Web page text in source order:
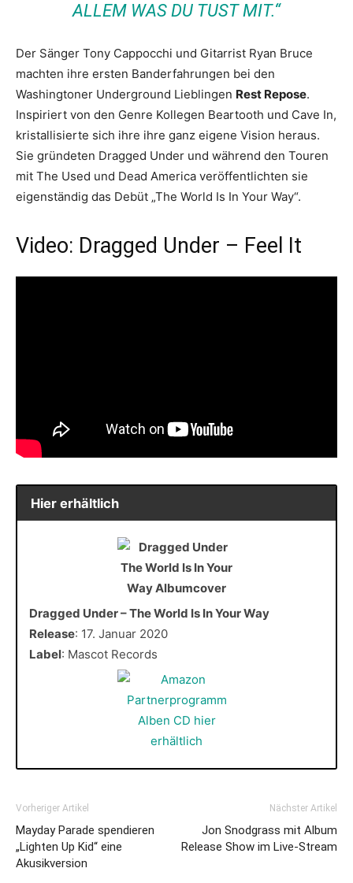
ALLEM WAS DU TUST MIT.“
Der Sänger Tony Cappocchi und Gitarrist Ryan Bruce
machten ihre ersten Banderfahrungen bei den
Washingtoner Underground Lieblingen Rest Repose.
Inspiriert von den Genre Kollegen Beartooth und Cave In,
kristallisierte sich ihre ihre ganz eigene Vision heraus.
Sie gründeten Dragged Under und während den Touren
mit The Used und Dead America veröffentlichten sie
eigenständig das Debüt „The World Is In Your Way“.
Video: Dragged Under – Feel It
Hier erhältlich
Dragged Under – The World Is In Your Way
Release: 17. Januar 2020
Label: Mascot Records
Vorheriger Artikel
Mayday Parade spendieren
„Lighten Up Kid“ eine
Akusikversion
Nächster Artikel
Jon Snodgrass mit Album
Release Show im Live-Stream